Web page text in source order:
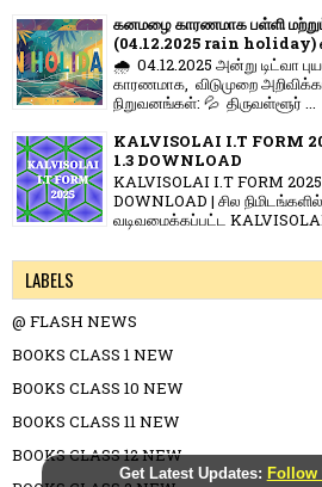
Get Latest Updates: Follow
கனமழை காரணமாக பள்ளி
(04.12.2025 rain holiday)
🌧️ 04.12.2025 அன்று டிட்வா
காரணமாக, விடுமுறை
நிறுவனங்கள்: 💦 திருவள்ளூர் ...
KALVISOLAI I.T FORM
1.3 DOWNLOAD
KALVISOLAI I.T FORM
DOWNLOAD | சில
வடிவமைக்கப்பட்ட
LABELS
@ FLASH NEWS
BOOKS CLASS 1 NEW
BOOKS CLASS 10 NEW
BOOKS CLASS 11 NEW
BOOKS CLASS 12 NEW